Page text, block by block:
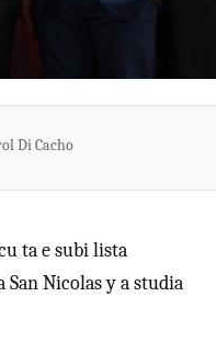
Di Cacho
ta e subi lista
Nicolas y a studia